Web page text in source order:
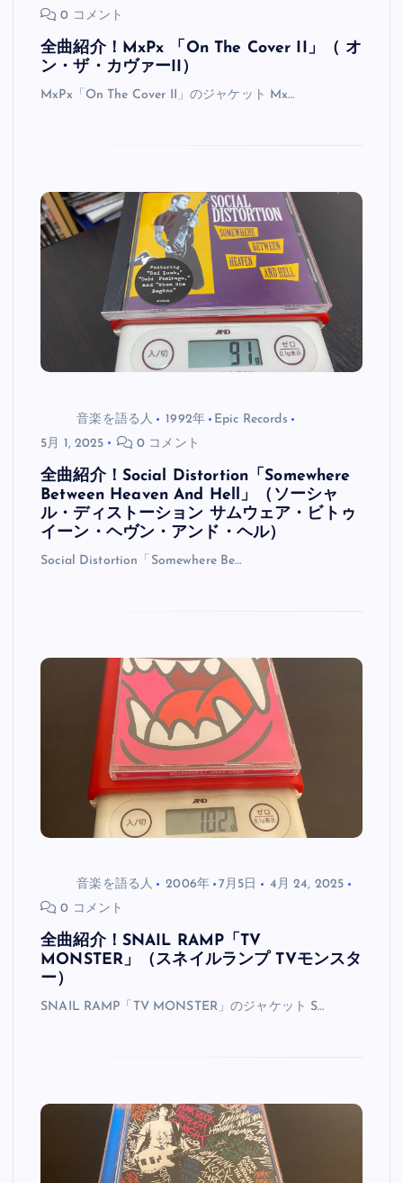
0 コメント
全曲紹介！MxPx 「On The Cover II」（ オ
ン・ザ・カヴァーII）
MxPx「On The Cover II」のジャケット Mx…
音楽を語る人 1992年
Epic Records
5月 1, 2025
0 コメント
全曲紹介！Social Distortion「Somewhere
Between Heaven And Hell」（ソーシャ
ル・ディストーション サムウェア・ビトゥ
イーン・ヘヴン・アンド・ヘル）
Social Distortion「Somewhere Be…
音楽を語る人 2006年 7月5日
4月 24, 2025
0 コメント
全曲紹介！SNAIL RAMP「TV
MONSTER」（スネイルランプ TVモンスタ
ー）
SNAIL RAMP「TV MONSTER」のジャケット S…